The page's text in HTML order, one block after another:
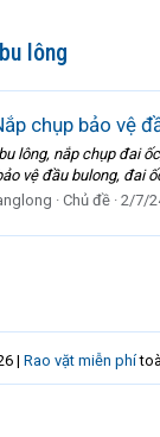
lông
chụp bảo vệ
lông, nắp chụp đai
vệ đầu bulong, đai
Chủ đề 2/7/
| Rao vặt miễn phí